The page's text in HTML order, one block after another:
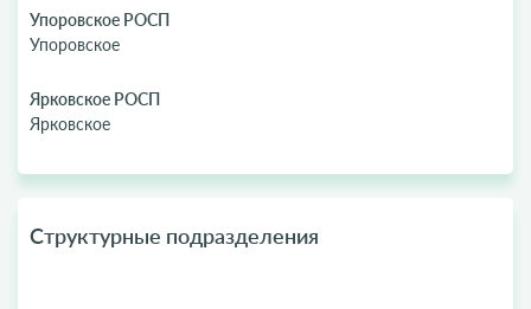
Упоровское РОСП
Упоровское
Ярковское РОСП
Ярковское
Структурные подразделения